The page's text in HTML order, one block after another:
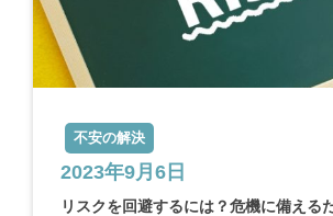
不安の解決
2023年9月6日
リスクを回避するには？危機に備える